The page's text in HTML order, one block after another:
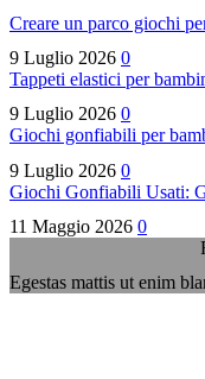
Creare un parco giochi
9 Luglio 2026 0
Tappeti elastici per
9 Luglio 2026 0
Giochi gonfiabili per
9 Luglio 2026 0
Giochi Gonfiabili Usati:
11 Maggio 2026 0
Egestas mattis ut enim